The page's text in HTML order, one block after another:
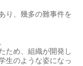
り、幾多の難事件を
ため、組織が開発し
生のような姿になっ